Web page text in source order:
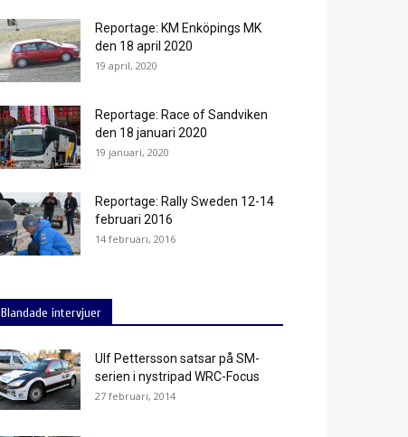
Reportage: KM Enköpings MK
den 18 april 2020
19 april, 2020
Reportage: Race of Sandviken
den 18 januari 2020
19 januari, 2020
Reportage: Rally Sweden 12-14
februari 2016
14 februari, 2016
Blandade intervjuer
Ulf Pettersson satsar på SM-
serien i nystripad WRC-Focus
27 februari, 2014